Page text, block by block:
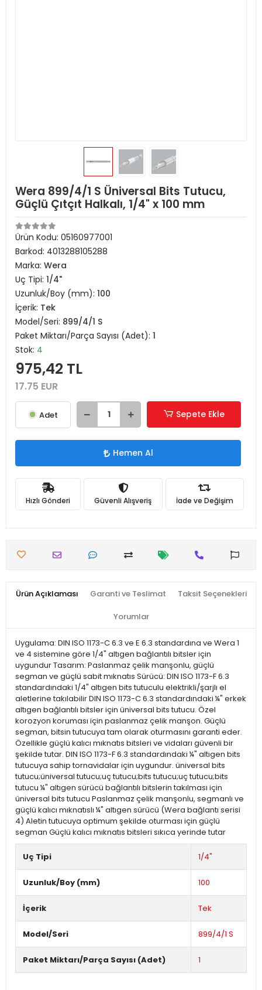
Wera 899/4/1 S Üniversal Bits Tutucu,
Güçlü Çıtçıt Halkalı, 1/4" x 100 mm
Ürün Kodu: 05160977001
Barkod: 4013288105288
Marka: Wera
Uç Tipi: 1/4"
Uzunluk/Boy (mm): 100
İçerik: Tek
Model/Seri: 899/4/1 S
Paket Miktarı/Parça Sayısı (Adet): 1
Stok: 4
975,42 TL
17.75 EUR
Adet Sepete Ekle
Hemen Al
Hızlı Gönderi Güvenli Alışveriş İade ve Değişim
Ürün Açıklaması Garanti ve Teslimat Taksit Seçenekleri
Yorumlar
Uygulama: DIN ISO 1173-C 6.3 ve E 6.3 standardına ve Wera 1
ve 4 sistemine göre 1/4" altıgen bağlantılı bitsler için
uygundur Tasarım: Paslanmaz çelik manşonlu, güçlü
segman ve güçlü sabit mıknatıs Sürücü: DIN ISO 1173-F 6.3
standardındaki 1/4" altıgen bits tutuculu elektrikli/şarjlı el
aletlerine takılabilir DIN ISO 1173-C 6.3 standardındaki ¼" erkek
altıgen bağlantılı bitsler için üniversal bits tutucu. Özel
korozyon koruması için paslanmaz çelik manşon. Güçlü
segman, bitsin tutucuya tam olarak oturmasını garanti eder.
Özellikle güçlü kalıcı mıknatıs bitsleri ve vidaları güvenli bir
şekilde tutar. DIN ISO 1173-F 6.3 standardındaki ¼" altıgen bits
tutucuya sahip tornavidalar için uygundur. üniversal bits
tutucu;üniversal tutucu;uç tutucu;bits tutucu;uç tutucu;bits
tutucu ¼" altıgen sürücü bağlantılı bitslerin takılması için
üniversal bits tutucu Paslanmaz çelik manşonlu, segmanlı ve
güçlü kalıcı mıknatıslı ¼" altıgen sürücü (Wera bağlantı serisi
4) Aletin tutucuya optimum şekilde oturması için güçlü
segman Güçlü kalıcı mıknatıs bitsleri sıkıca yerinde tutar
Uç Tipi 1/4"
Uzunluk/Boy (mm) 100
İçerik Tek
Model/Seri 899/4/1 S
Paket Miktarı/Parça Sayısı (Adet) 1